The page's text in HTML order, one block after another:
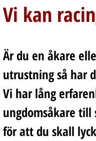
Vi kan
Är du en åkare
utrustning så har
Vi har lång
ungdomsåkare till
för att du skall